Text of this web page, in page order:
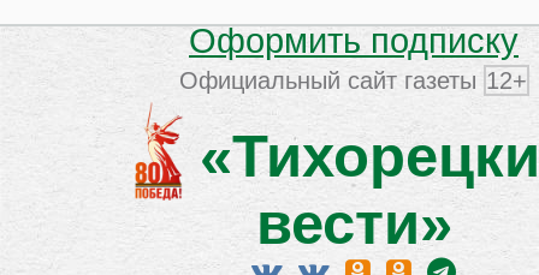
Оформить подписку
Официальный сайт газеты 12+
вести»